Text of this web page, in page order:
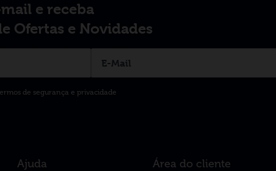
e receba
Ofertas e Novidades
de segurança e privacidade
Ajuda Área do cliente